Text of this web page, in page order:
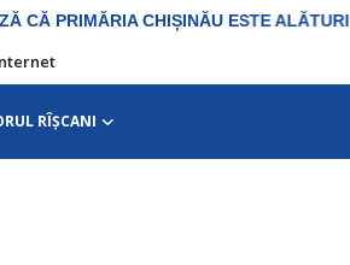
RÎȘCANI